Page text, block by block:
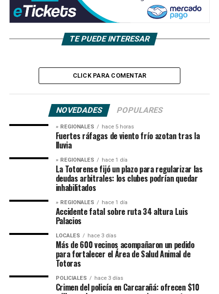
TE PUEDE INTERESAR
CLICK PARA COMENTAR
NOVEDADES POPULARES
» REGIONALES hace 5 horas
Fuertes ráfagas de viento frío azotan tras la
lluvia
» REGIONALES hace 1 día
La Totorense fijó un plazo para regularizar las
deudas arbitrales: los clubes podrían quedar
inhabilitados
» REGIONALES hace 1 día
Accidente fatal sobre ruta 34 altura Luis
Palacios
LOCALES hace 3 días
Más de 600 vecinos acompañaron un pedido
para fortalecer el Área de Salud Animal de
Totoras
POLICIALES hace 3 días
Crimen del policía en Carcarañá: ofrecen $10